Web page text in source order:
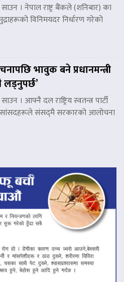
। नेपाल राष्ट्र बैंकले (शनिबार) का
विनिमयदर निर्धारण गरेको
भावुक बने प्रधानमन्त्री
। आफ्नै दल राष्ट्रिय स्वतन्त्र पार्टी
सांसदहरूले संसद्‌मै सरकारको आलोचना